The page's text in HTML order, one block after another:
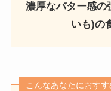
濃厚なバター感の
いも)の
こんなあなたにおすす